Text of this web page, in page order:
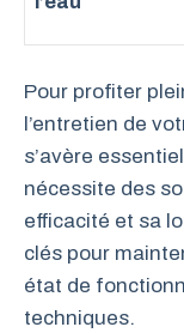
Pour profiter
l’entretien de
s’avère
nécessite des
efficacité et sa
clés pour
état de
techniques.